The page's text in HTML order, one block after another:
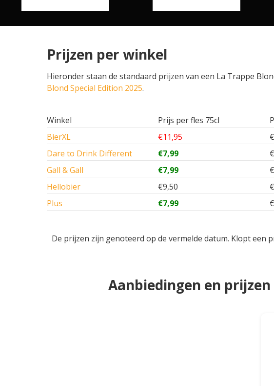
Prijzen per winkel
Hieronder staan de standaard prijzen van een La Trappe
Blond Special Edition 2025.
Winkel Prijs per fles 75cl
BierXL
€11,95
Dare to Drink Different
€7,99
Gall & Gall
€7,99
Hellobier
€9,50
Plus
€7,99
De prijzen zijn genoteerd op de vermelde datum. Klopt een
Aanbiedingen en